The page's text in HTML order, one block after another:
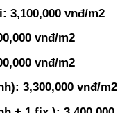
3,100,000 vnđ/m2
vnđ/m2
vnđ/m2
3,300,000 vnđ/m2